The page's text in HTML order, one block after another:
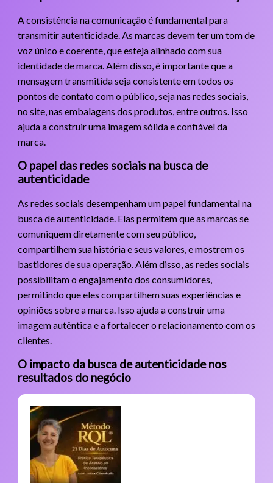
A consistência na comunicação é fundamental para
transmitir autenticidade. As marcas devem ter um tom de
voz único e coerente, que esteja alinhado com sua
identidade de marca. Além disso, é importante que a
mensagem transmitida seja consistente em todos os
pontos de contato com o público, seja nas redes sociais,
no site, nas embalagens dos produtos, entre outros. Isso
ajuda a construir uma imagem sólida e confiável da
marca.
O papel das redes sociais na busca de
autenticidade
As redes sociais desempenham um papel fundamental na
busca de autenticidade. Elas permitem que as marcas se
comuniquem diretamente com seu público,
compartilhem sua história e seus valores, e mostrem os
bastidores de sua operação. Além disso, as redes sociais
possibilitam o engajamento dos consumidores,
permitindo que eles compartilhem suas experiências e
opiniões sobre a marca. Isso ajuda a construir uma
imagem autêntica e a fortalecer o relacionamento com os
clientes.
O impacto da busca de autenticidade nos
resultados do negócio